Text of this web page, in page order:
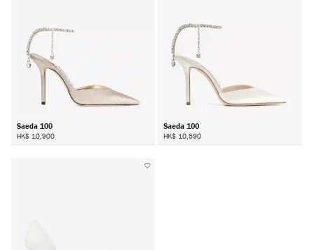
Saeda 100
HK$ 10,900
Saeda 100
HK$ 10,590